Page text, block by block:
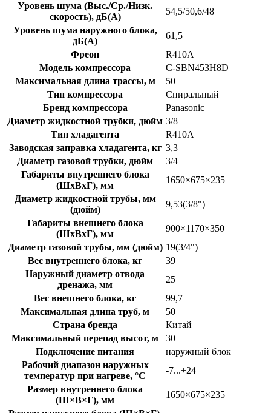
Уровень шума (Выс./Ср./Низк.
скорость), дБ(А)
54,5/50,6/48
Уровень шума наружного блока,
дБ(А)
61,5
Фреон
R410A
Модель компрессора
C-SBN453H8D
Максимальная длина трассы, м
50
Тип компрессора
Спиральный
Бренд компрессора
Panasonic
Диаметр жидкостной трубки, дюйм 3/8
Тип хладагента
R410A
Заводская заправка хладагента, кг 3,3
Диаметр газовой трубки, дюйм
3/4
Габариты внутреннего блока
(ШхВхГ), мм
1650×675×235
Диаметр жидкостной трубы, мм
(дюйм)
9,53(3/8")
Габариты внешнего блока
(ШхВхГ), мм
900×1170×350
Диаметр газовой трубы, мм (дюйм) 19(3/4")
Вес внутреннего блока, кг
39
Наружный диаметр отвода
дренажа, мм
25
Вес внешнего блока, кг
99,7
Максимальная длина труб, м
50
Страна бренда
Китай
Максимальный перепад высот, м
30
Подключение питания
наружный блок
Рабочий диапазон наружных
температур при нагреве, °C
-7...+24
Размер внутреннего блока
(Ш×В×Г), мм
1650×675×235